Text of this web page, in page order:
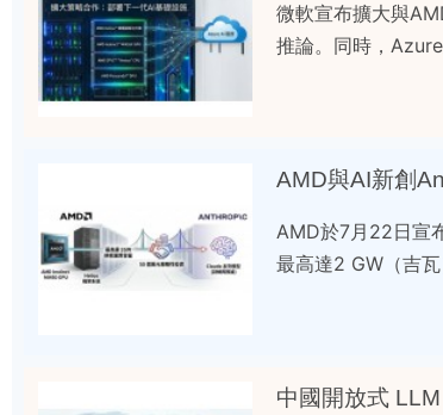
微軟宣布擴大與
推論。同時，
AMD與AI新創
AMD於7月22日宣
最高達2 GW（吉
中國開放式